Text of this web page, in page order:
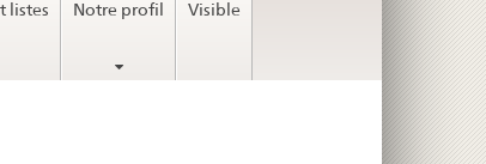
listes Notre profil Visible